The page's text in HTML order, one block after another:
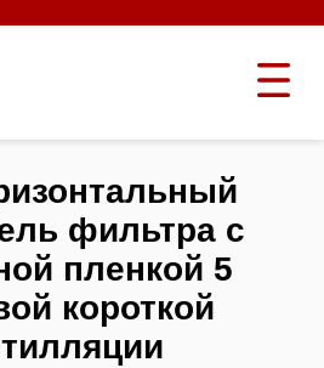
фильтра с
пленкой 5
короткой